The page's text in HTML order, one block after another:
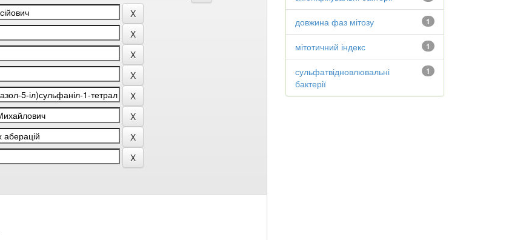
1
довжина фаз мітозу
1
мітотичний індекс
1
сульфатвідновлювальні
бактерії